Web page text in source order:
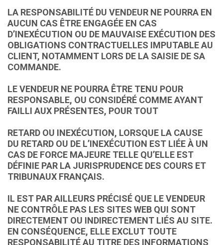
LA RESPONSABILITÉ DU VENDEUR NE POURRA EN
AUCUN CAS ÊTRE ENGAGÉE EN CAS
D’INEXÉCUTION OU DE MAUVAISE EXÉCUTION DES
OBLIGATIONS CONTRACTUELLES IMPUTABLE AU
CLIENT, NOTAMMENT LORS DE LA SAISIE DE SA
COMMANDE.
LE VENDEUR NE POURRA ÊTRE TENU POUR
RESPONSABLE, OU CONSIDÉRÉ COMME AYANT
FAILLI AUX PRÉSENTES, POUR TOUT
RETARD OU INEXÉCUTION, LORSQUE LA CAUSE
DU RETARD OU DE L’INEXÉCUTION EST LIÉE À UN
CAS DE FORCE MAJEURE TELLE QU’ELLE EST
DÉFINIE PAR LA JURISPRUDENCE DES COURS ET
TRIBUNAUX FRANÇAIS.
IL EST PAR AILLEURS PRÉCISÉ QUE LE VENDEUR
NE CONTRÔLE PAS LES SITES WEB QUI SONT
DIRECTEMENT OU INDIRECTEMENT LIÉS AU SITE.
EN CONSÉQUENCE, ELLE EXCLUT TOUTE
RESPONSABILITÉ AU TITRE DES INFORMATIONS